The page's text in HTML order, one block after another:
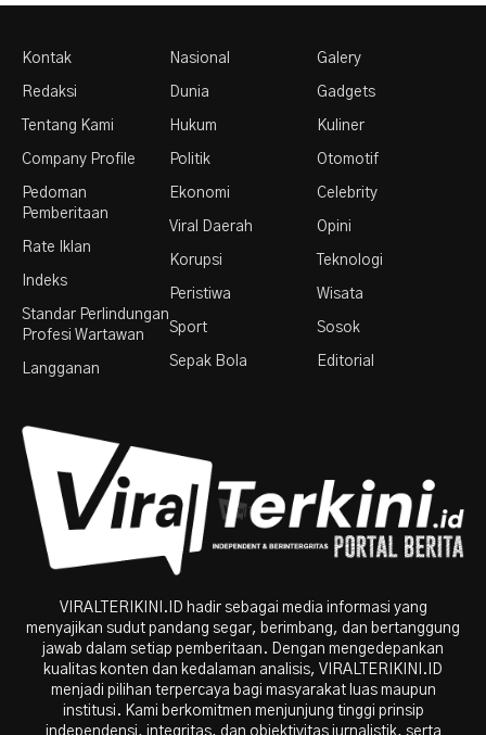
Kontak
Redaksi
Tentang Kami
Company Profile
Pedoman
Pemberitaan
Rate Iklan
Indeks
Standar Perlindungan
Profesi Wartawan
Langganan
Nasional
Dunia
Hukum
Politik
Ekonomi
Viral Daerah
Korupsi
Peristiwa
Sport
Sepak Bola
Galery
Gadgets
Kuliner
Otomotif
Celebrity
Opini
Teknologi
Wisata
Sosok
Editorial
VIRALTERIKINI.ID hadir sebagai media informasi yang
menyajikan sudut pandang segar, berimbang, dan bertanggung
jawab dalam setiap pemberitaan. Dengan mengedepankan
kualitas konten dan kedalaman analisis, VIRALTERIKINI.ID
menjadi pilihan terpercaya bagi masyarakat luas maupun
institusi. Kami berkomitmen menjunjung tinggi prinsip
independensi, integritas, dan objektivitas jurnalistik, serta